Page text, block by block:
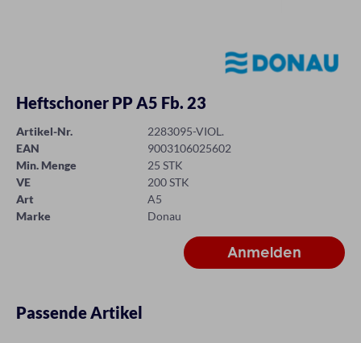
Heftschoner PP A5 Fb. 23
Artikel-Nr.
2283095-VIOL.
EAN
9003106025602
Min. Menge
25 STK
VE
200 STK
Art
A5
Marke
Donau
Passende Artikel